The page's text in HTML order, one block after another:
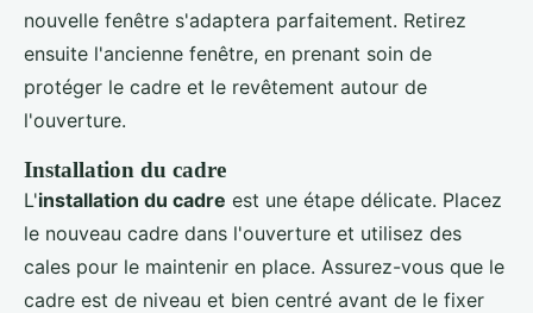
nouvelle fenêtre s'adaptera parfaitement. Retirez
ensuite l'ancienne fenêtre, en prenant soin de
protéger le cadre et le revêtement autour de
l'ouverture.
Installation du cadre
L'installation du cadre est une étape délicate. Placez
le nouveau cadre dans l'ouverture et utilisez des
cales pour le maintenir en place. Assurez-vous que le
cadre est de niveau et bien centré avant de le fixer